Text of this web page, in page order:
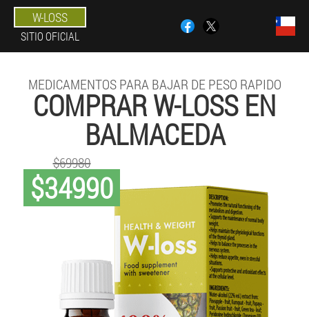
W-LOSS
SITIO OFICIAL
MEDICAMENTOS PARA BAJAR DE PESO RAPIDO
COMPRAR W-LOSS EN
BALMACEDA
$34990
$69980